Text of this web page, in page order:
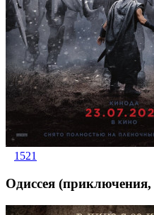
1521
Одиссея (приключения,